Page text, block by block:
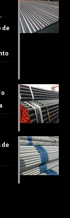
de
de